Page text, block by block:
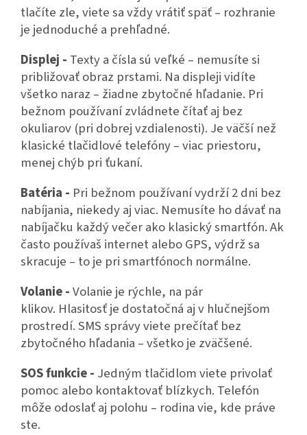
tlačíte zle, viete sa vždy vrátiť späť – rozhranie
je jednoduché a prehľadné.
Displej - Texty a čísla sú veľké – nemusíte si
približovať obraz prstami. Na displeji vidíte
všetko naraz – žiadne zbytočné hľadanie. Pri
bežnom používaní zvládnete čítať aj bez
okuliarov (pri dobrej vzdialenosti). Je väčší než
klasické tlačidlové telefóny – viac priestoru,
menej chýb pri ťukaní.
Batéria - Pri bežnom používaní vydrží 2 dni bez
nabíjania, niekedy aj viac. Nemusíte ho dávať na
nabíjačku každý večer ako klasický smartfón. Ak
často používaš internet alebo GPS, výdrž sa
skracuje – to je pri smartfónoch normálne.
Volanie -Volanie je rýchle, na pár
klikov. Hlasitosť je dostatočná aj v hlučnejšom
prostredí. SMS správy viete prečítať bez
zbytočného hľadania – všetko je zväčšené.
SOS funkcie - Jedným tlačidlom viete privolať
pomoc alebo kontaktovať blízkych. Telefón
môže odoslať aj polohu – rodina vie, kde práve
ste.